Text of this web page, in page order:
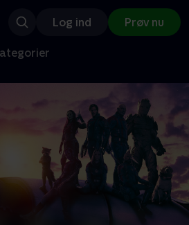
Log ind Prøv nu